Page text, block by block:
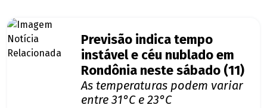
Previsão indica tempo
instável e céu nublado em
Rondônia neste sábado (11)
As temperaturas podem variar
entre 31°C e 23°C